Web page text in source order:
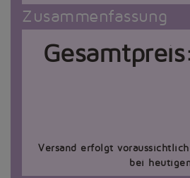
Zusammenfassung
Versand erfolgt
bei